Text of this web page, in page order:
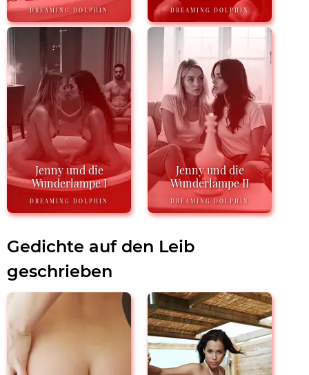
DREAMING DOLPHIN DREAMING DOLPHIN
Jenny und die
Wunderlampe I
DREAMING DOLPHIN
Jenny und die
Wunderlampe II
DREAMING DOLPHIN
Gedichte auf den Leib
geschrieben